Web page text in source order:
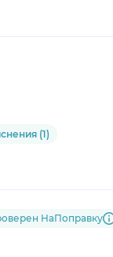
(1)
НаПоправку